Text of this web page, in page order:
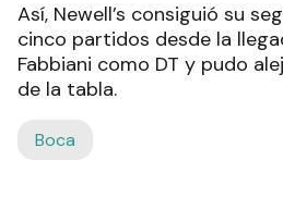
Así, Newell’s consiguió su
cinco partidos desde la
Fabbiani como DT y pudo
de la tabla.
Boca